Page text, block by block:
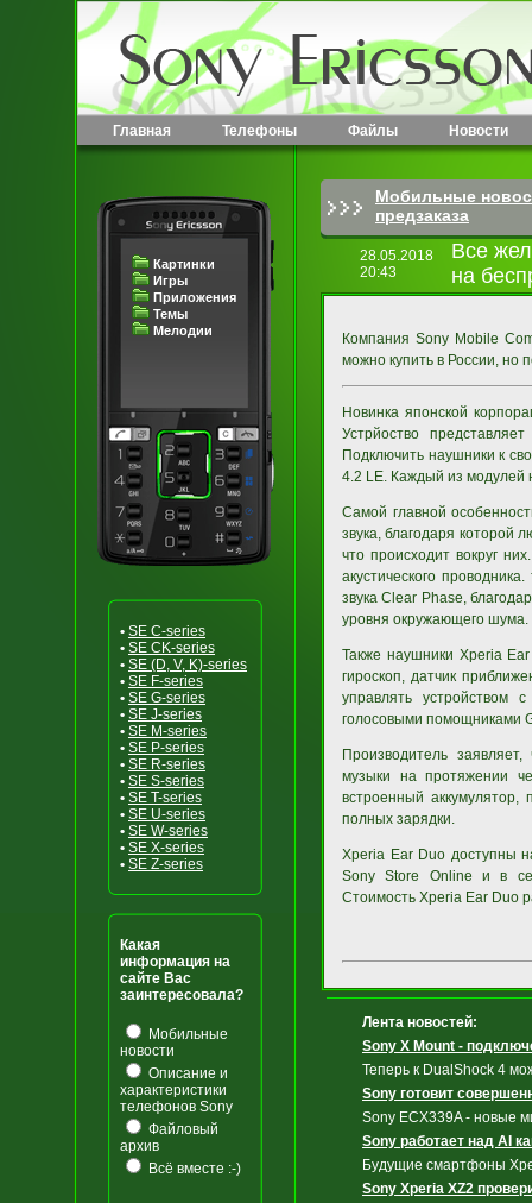
Главная Телефоны Файлы Новости
Картинки
Игры
Приложения
Темы
Мелодии
• SE C-series
• SE CK-series
• SE (D, V, K)-series
• SE F-series
• SE G-series
• SE J-series
• SE M-series
• SE P-series
• SE R-series
• SE S-series
• SE T-series
• SE U-series
• SE W-series
• SE X-series
• SE Z-series
Какая
информация на
сайте Вас
заинтересовала?
Мобильные
новости
Описание и
характеристики
телефонов Sony
Файловый
архив
Всё вместе :-)
Мобильные
предзаказа
28.05.2018
20:43
Все
на
Компания Sony Mobile
можно купить в России, но
Новинка японской
Устрйоство
Подключить наушники к
4.2 LE. Каждый из
Самой главной
звука, благодаря которой
что происходит вокруг
акустического
звука Clear Phase,
уровня окружающего шума.
Также наушники Xperia
гироскоп, датчик
управлять устройством
голосовыми помощниками
Производитель
музыки на протяжении
встроенный
полных зарядки.
Xperia Ear Duo доступны
Sony Store Online и в
Стоимость Xperia Ear Duo
Лента новостей:
Sony X Mount -
Теперь к DualShock 4
Sony готовит
Sony ECX339A - новые
Sony работает над AI
Будущие смартфоны
Sony Xperia XZ2